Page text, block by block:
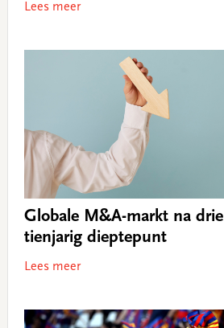
Lees meer
Globale M&A-markt na
tienjarig dieptepunt
Lees meer